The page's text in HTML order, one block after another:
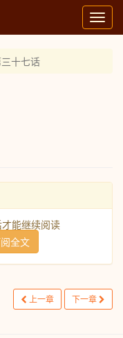
十七话
能继续阅读
全文
上一章 下一章